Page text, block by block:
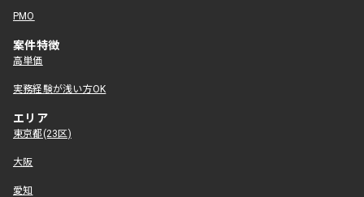
PMO
案件特徴
高単価
実務経験が浅い方OK
エリア
東京都(23区)
大阪
愛知